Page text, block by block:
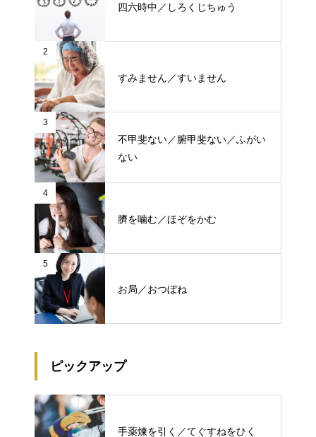
四六時中／しろくじちゅう
2
すみません／すいません
3
不甲斐ない／腑甲斐ない／ふがい
ない
4
臍を噛む／ほぞをかむ
5
お局／おつぼね
ピックアップ
手薬煉を引く／てぐすねをひく